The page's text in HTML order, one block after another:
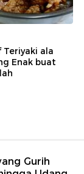
Teriyaki ala
Enak buat
Gurih